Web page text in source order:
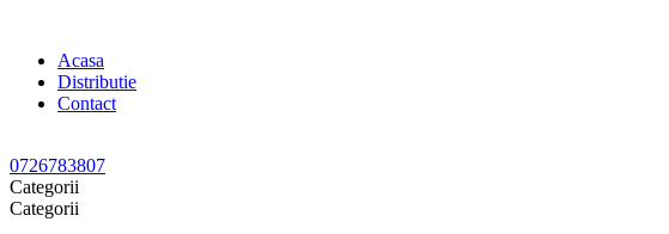
Acasa
Distributie
Contact
0726783807
Categorii
Categorii